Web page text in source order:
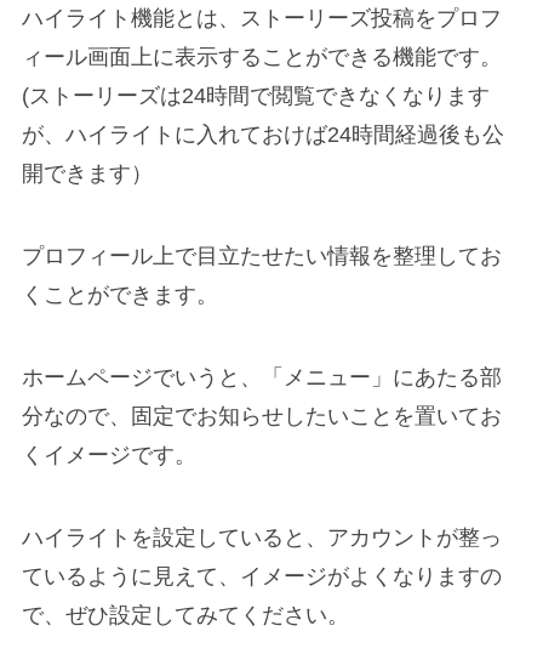
ハイライト機能とは、ストーリーズ投稿をプロフ
ィール画面上に表示することができる機能です。
(ストーリーズは24時間で閲覧できなくなります
が、ハイライトに入れておけば24時間経過後も公
開できます）
プロフィール上で目立たせたい情報を整理してお
くことができます。
ホームページでいうと、「メニュー」にあたる部
分なので、固定でお知らせしたいことを置いてお
くイメージです。
ハイライトを設定していると、アカウントが整っ
ているように見えて、イメージがよくなりますの
で、ぜひ設定してみてください。